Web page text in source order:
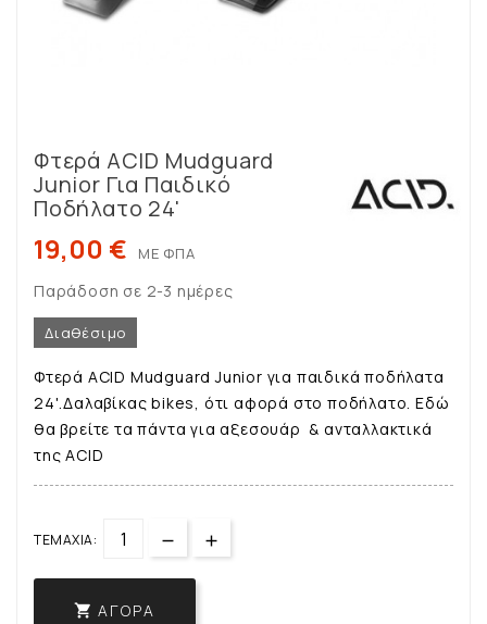
Φτερά ACID Mudguard
Junior Για Παιδικό
Ποδήλατο 24'
19,00 € ΜΕ ΦΠΑ
Παράδοση σε 2-3 ημέρες
Διαθέσιμο
Φτερά ACID Mudguard Junior για παιδικά ποδήλατα
24'.Δαλαβίκας bikes, ότι αφορά στο ποδήλατο. Εδώ
θα βρείτε τα πάντα για αξεσουάρ & ανταλλακτικά
της ACID
ΤΕΜΆΧΙΑ:
 ΑΓΟΡΆ